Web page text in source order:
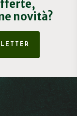
novità?